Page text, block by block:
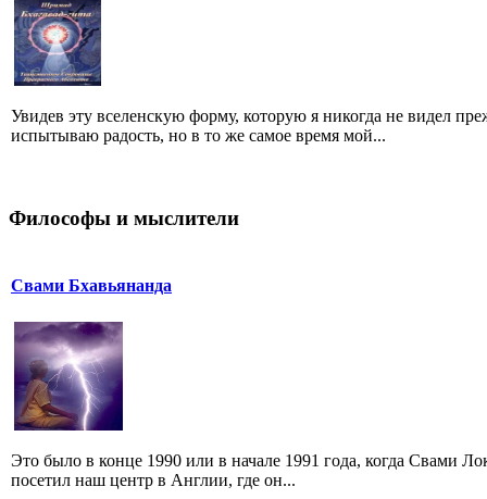
Увидев эту вселенскую форму, которую я никогда не видел
испытываю радость, но в то же самое время мой...
Философы и мыслители
Свами Бхавьянанда
Это было в конце 1990 или в начале 1991 года, когда Свами
посетил наш центр в Англии, где он...